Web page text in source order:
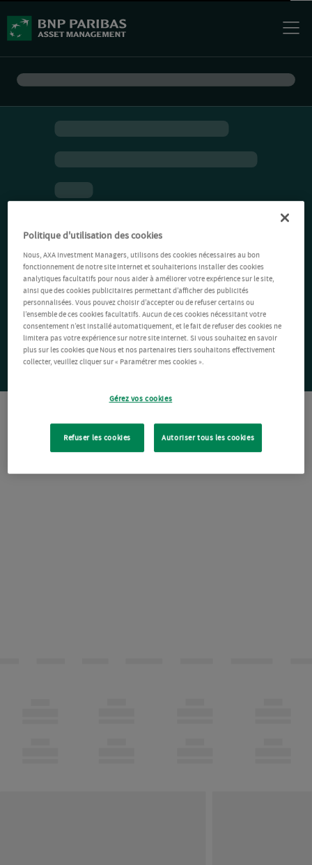
Politique d'utilisation des cookies
Nous, AXA Investment Managers, utilisons des cookies nécessaires au bon
fonctionnement de notre site Internet et souhaiterions installer des cookies
analytiques facultatifs pour nous aider à améliorer votre expérience sur le site,
ainsi que des cookies publicitaires permettant d’afficher des publicités
personnalisées. Vous pouvez choisir d’accepter ou de refuser certains ou
l’ensemble de ces cookies facultatifs. Aucun de ces cookies nécessitant votre
consentement n’est installé automatiquement, et le fait de refuser des cookies ne
limitera pas votre expérience sur notre site Internet. Si vous souhaitez en savoir
plus sur les cookies que Nous et nos partenaires tiers souhaitons effectivement
collecter, veuillez cliquer sur « Paramétrer mes cookies ».
Gérez vos cookies
Refuser les cookies Autoriser tous les cookies